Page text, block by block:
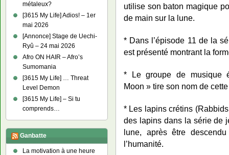
utilise son baton magique
de main sur la lune.
* Dans l’épisode 11 de la
est présenté montrant la
* Le groupe de musique
Moon » tire son nom de
* Les lapins crétins
des lapins dans la série de
lune, après être
l’humanité.
métaleux?
[3615 My Life] Adios! – 1er
mai 2026
[Annonce] Stage de Uechi-
Ryû – 24 mai 2026
Afro ON HAIR – Afro’s
Sumomania
[3615 My Life] … Threat
Level Demon
[3615 My Life] – Si tu
comprends…
Ganbatte
La motivation à une heure